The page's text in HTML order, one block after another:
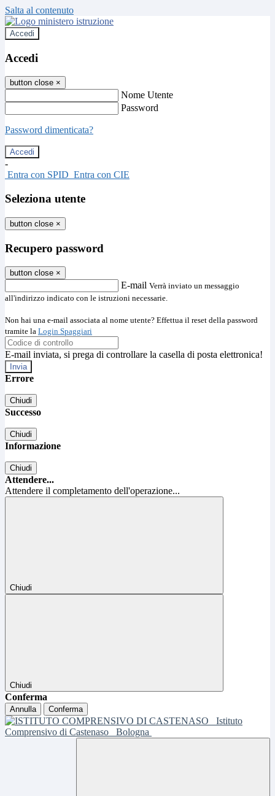
Salta al contenuto
Accedi
Accedi
button close ×
Nome Utente
Password
Password dimenticata?
-
Entra con SPID Entra con CIE
Seleziona utente
button close ×
Recupero password
button close ×
E-mail Verrà inviato un messaggio
all'indirizzo indicato con le istruzioni necessarie.
Non hai una e-mail associata al nome utente? Effettua il reset della password
tramite la Login Spaggiari
E-mail inviata, si prega di controllare la casella di posta elettronica!
Errore
Chiudi
Successo
Chiudi
Informazione
Chiudi
Attendere...
Attendere il completamento dell'operazione...
Chiudi
Chiudi
Conferma
Annulla Conferma
Istituto
Comprensivo di Castenaso
Bologna